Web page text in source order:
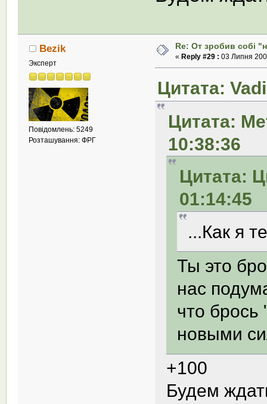
Bezik
Эксперт
Повідомлень: 5249
Розташування: ФРГ
Re: От зробив собi
« Reply #29 : 03 Липня
Цитата:
Цитата:
10:38:36
Цитата:
01:14:45
...Как я
Ты это
нас
что брось
новыми
+100
Будем